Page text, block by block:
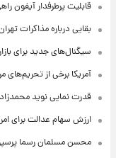
قابلیت پرطرفدار آیفون
بقایی درباره مذاکرات
سیگنال‌های جدید برای
آمریکا برخی از
قدرت نمایی نوید
ارزش سهام عدالت برای امروز
محسن مسلمان رسما